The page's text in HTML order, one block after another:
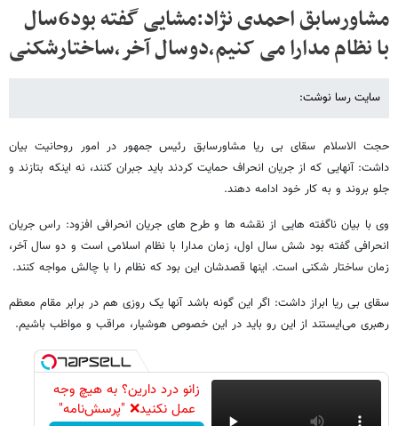
مشاورسابق احمدی نژاد:مشایی گفته بود6سال
با نظام مدارا می کنیم،دوسال آخر،ساختارشکنی
سایت رسا نوشت:
حجت الاسلام سقای بی ریا مشاورسابق رئیس جمهور در امور روحانیت بیان
داشت: آنهایی که از جریان انحراف حمایت کردند باید جبران کنند، نه اینکه بتازند و
جلو بروند و به کار خود ادامه دهند.
وی با بیان ناگفته هایی از نقشه ها و طرح های جریان انحرافی افزود: راس جریان
انحرافی گفته بود شش سال اول، زمان مدارا با نظام اسلامی است و دو سال آخر،
زمان ساختار شکنی است. اینها قصدشان این بود که نظام را با چالش مواجه کنند.
سقای بی ریا ابراز داشت: اگر این گونه باشد آنها یک روزی هم در برابر مقام معظم
رهبری می‌ایستند از این رو باید در این خصوص هوشیار، مراقب و مواظب باشیم.
زانو درد دارین؟ به هیچ وجه
عمل نکنید❌ "پرسش‌نامه"